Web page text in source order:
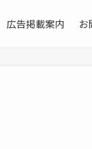
広告掲載案内 お